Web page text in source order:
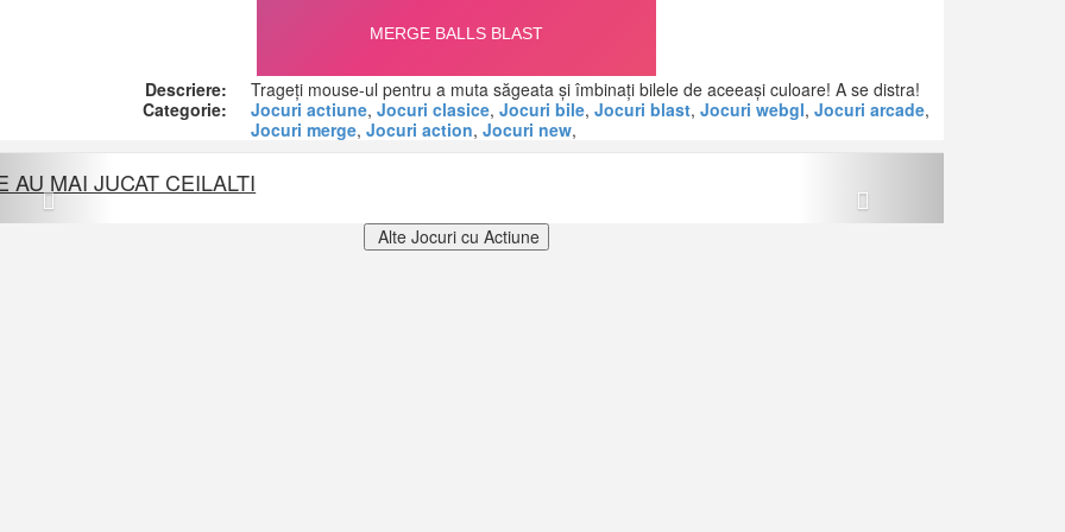
Descriere:
Trageți mouse-ul pentru a muta săgeata și îmbinați bilele de aceeași culoare! A se distra!
Categorie:
Jocuri actiune, Jocuri clasice, Jocuri bile, Jocuri blast, Jocuri webgl, Jocuri arcade,
Jocuri merge, Jocuri action, Jocuri new,
AU MAI JUCAT CEILALTI
Alte Jocuri cu Actiune